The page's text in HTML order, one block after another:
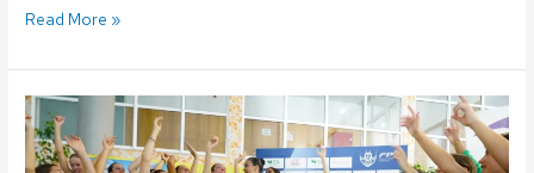
Read More »
Natação
Artística:
Fluvial